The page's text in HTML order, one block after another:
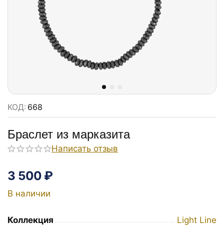
КОД: 668
Браслет из марказита
Написать отзыв
3 500 ₽
В наличии
Коллекция Light Line